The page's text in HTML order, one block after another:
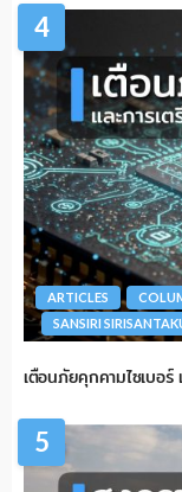
4
ARTICLES
SANSIRI
เตือนภัยคุกคามไซเบอ
5